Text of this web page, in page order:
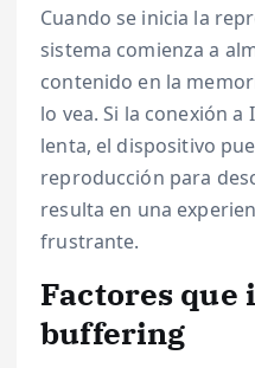
Cuando se inicia la
sistema comienza a
contenido en la
lo vea. Si la conexión
lenta, el dispositivo
reproducción para
resulta en una
frustrante.
Factores que
buffering